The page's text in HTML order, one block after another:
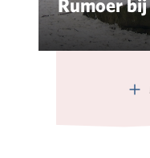
Rumoer